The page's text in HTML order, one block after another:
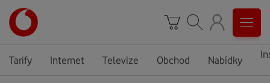
Tarify Internet Televize Obchod Nabídky